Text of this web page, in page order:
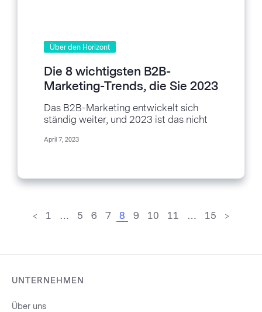
Über den Horizont
Die 8 wichtigsten B2B-
Marketing-Trends, die Sie 2023
kennen müssen
Das B2B-Marketing entwickelt sich
ständig weiter, und 2023 ist das nicht
Marke auf dem...
April 7, 2023
< 1 … 5 6 7 8 9 10 11 … 15 >
UNTERNEHMEN
Über uns